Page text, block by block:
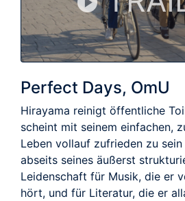
Perfect Days, OmU
Hirayama reinigt öffentliche
scheint mit seinem einfachen,
Leben vollauf zufrieden zu
abseits seines äußerst
Leidenschaft für Musik, die er
hört, und für Literatur, die er